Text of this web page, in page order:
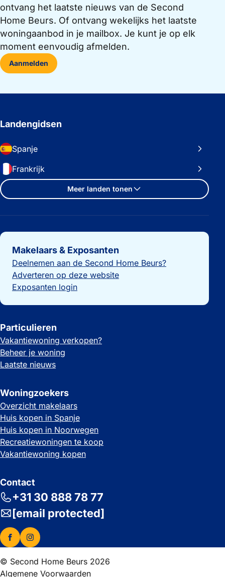
ontvang het laatste nieuws van de Second
Home Beurs. Of ontvang wekelijks het laatste
woningaanbod in je mailbox. Je kunt je op elk
moment eenvoudig afmelden.
Aanmelden
Landengidsen
Spanje
Frankrijk
Meer landen tonen
Belangrijke links
Makelaars & Exposanten
Deelnemen aan de Second Home Beurs?
Adverteren op deze website
Exposanten login
Particulieren
Vakantiewoning verkopen?
Beheer je woning
Laatste nieuws
Woningzoekers
Overzicht makelaars
Huis kopen in Spanje
Huis kopen in Noorwegen
Recreatiewoningen te koop
Vakantiewoning kopen
Contact
+31 30 888 78 77
[email protected]
© Second Home Beurs 2026
Algemene Voorwaarden